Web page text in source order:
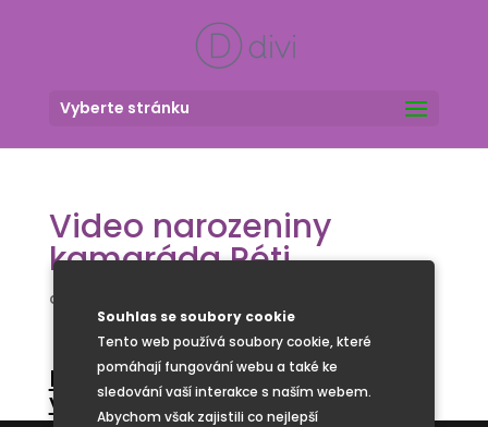
Souhlas se soubory cookie
Tento web používá soubory cookie, které
pomáhají fungování webu a také ke
sledování vaší interakce s naším webem.
Abychom však zajistili co nejlepší
Vyberte stránku
Video narozeniny
kamaráda Péti
autor:
Narozeniny kamaráda Péti –
videoukázka